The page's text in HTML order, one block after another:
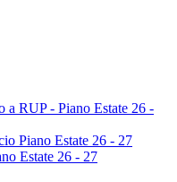
a RUP - Piano Estate 26 -
Piano Estate 26 - 27
Estate 26 - 27